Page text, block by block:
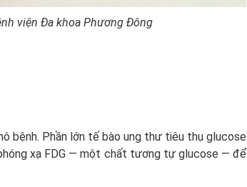
viện Đa khoa Phương Đông
bệnh. Phần lớn tế bào ung thư tiêu thụ glucose
xạ FDG — một chất tương tự glucose — để